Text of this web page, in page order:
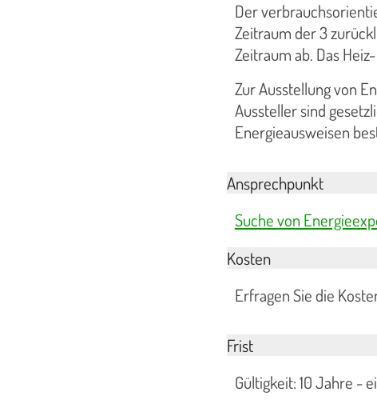
Der
Zeitraum der 3
Zeitraum ab. Das
Zur Ausstellung von
Aussteller sind
Energieausweisen
Ansprechpunkt
Suche von
Kosten
Erfragen Sie die
Frist
Gültigkeit: 10 Jahre -